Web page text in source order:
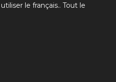
le français.. Tout le